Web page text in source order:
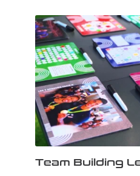
Team Building